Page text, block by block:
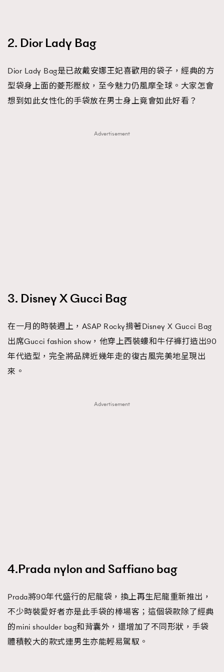
TRENDING
FashionWeek
2. Dior Lady Bag
Dior Lady Bag是已故戴安娜王妃喜歡用的袋子，經典的方
型袋身上面的菱形壓紋，至今魅力仍風摩全球。大家怎會
想到如此女性化的手袋放在男士身上竟會如此好看？
Advertisement
3. Disney X Gucci Bag
在一月的時裝週上，ASAP Rocky揹著Disney X Gucci Bag
出席Gucci fashion show，他穿上西裝螻和牛仔褲打造出90
年代造型，完全將品牌近幾年走的復古風完美地呈現出
來。
Advertisement
4.Prada nylon and Saffiano bag
Prada將90年代盛行的尼龍袋，換上再生尼龍重新推出，
不少時裝愛好者亦是此手袋的棒場客；這個袋款除了經典
的mini shoulder bag和背囊外，還增加了不同形狀，手袋
體積較大的款式連男生亦能輕易駕馭。